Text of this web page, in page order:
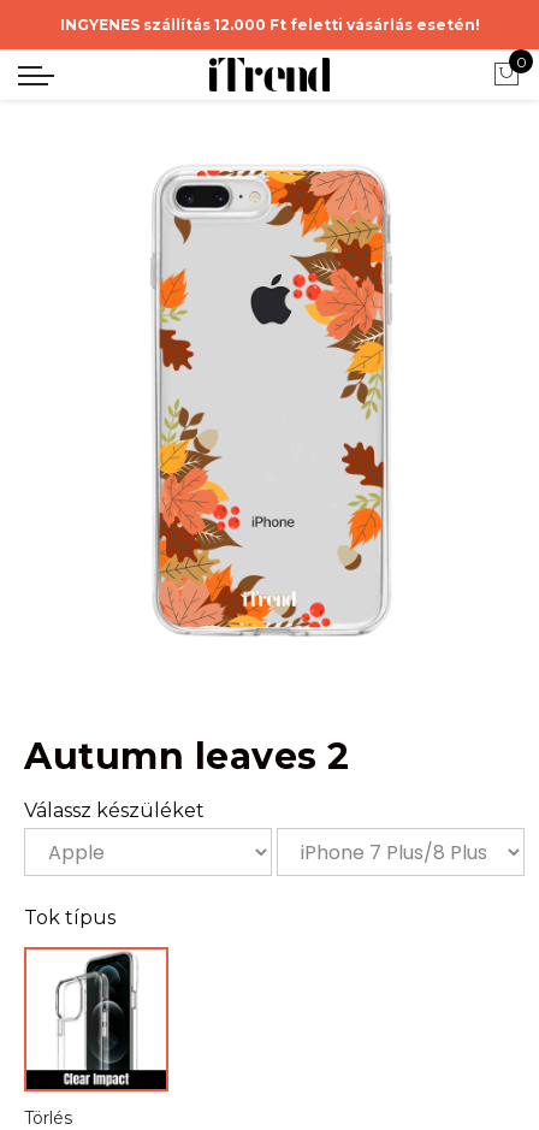
INGYENES szállítás 12.000 Ft feletti vásárlás esetén!
0
Autumn leaves 2
Válassz készüléket
Tok típus
Törlés